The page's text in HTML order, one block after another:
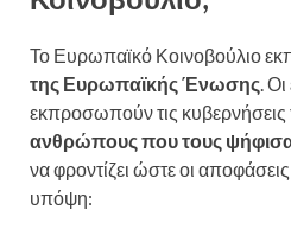
Το Ευρωπαϊκό Κοινοβούλιο
της Ευρωπαϊκής Ένωσης.
εκπροσωπούν τις κυβερνήσεις
ανθρώπους που τους
να φροντίζει ώστε οι
υπόψη: